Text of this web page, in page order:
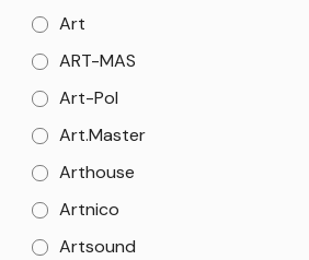
Art
ART-MAS
Art-Pol
Art.Master
Arthouse
Artnico
Artsound